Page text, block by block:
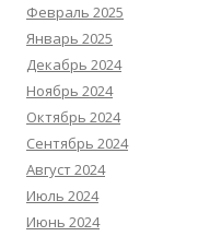
Февраль 2025
Январь 2025
Декабрь 2024
Ноябрь 2024
Октябрь 2024
Сентябрь 2024
Август 2024
Июль 2024
Июнь 2024